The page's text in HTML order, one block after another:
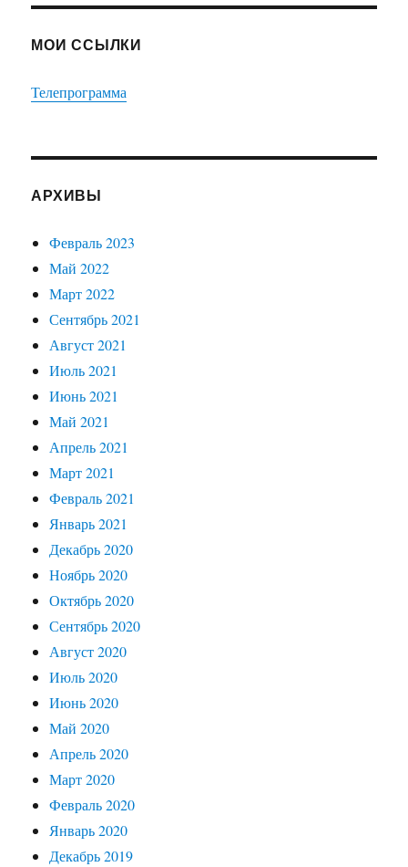
МОИ ССЫЛКИ
Телепрограмма
АРХИВЫ
Февраль 2023
Май 2022
Март 2022
Сентябрь 2021
Август 2021
Июль 2021
Июнь 2021
Май 2021
Апрель 2021
Март 2021
Февраль 2021
Январь 2021
Декабрь 2020
Ноябрь 2020
Октябрь 2020
Сентябрь 2020
Август 2020
Июль 2020
Июнь 2020
Май 2020
Апрель 2020
Март 2020
Февраль 2020
Январь 2020
Декабрь 2019